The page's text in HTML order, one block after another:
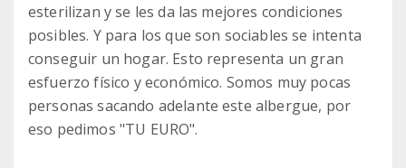
esterilizan y se les da las mejores condiciones
posibles. Y para los que son sociables se intenta
conseguir un hogar. Esto representa un gran
esfuerzo físico y económico. Somos muy pocas
personas sacando adelante este albergue, por
eso pedimos "TU EURO".